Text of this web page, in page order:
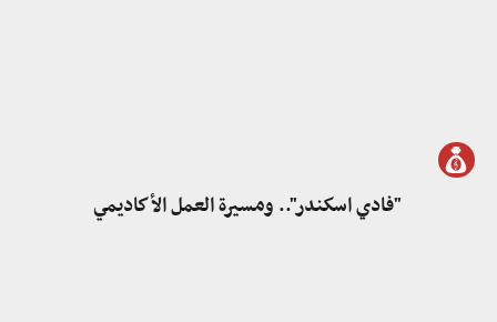
"فادي اسكندر".. ومسيرة العمل الأكاديمي